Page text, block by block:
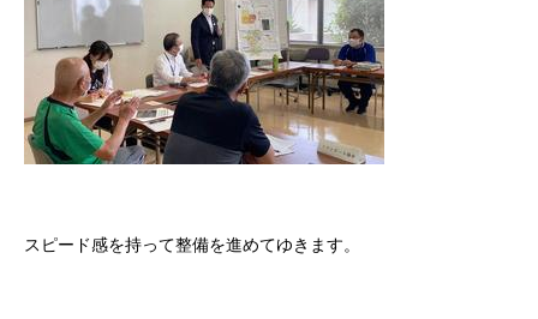
スピード感を持って整備を進めてゆきます。